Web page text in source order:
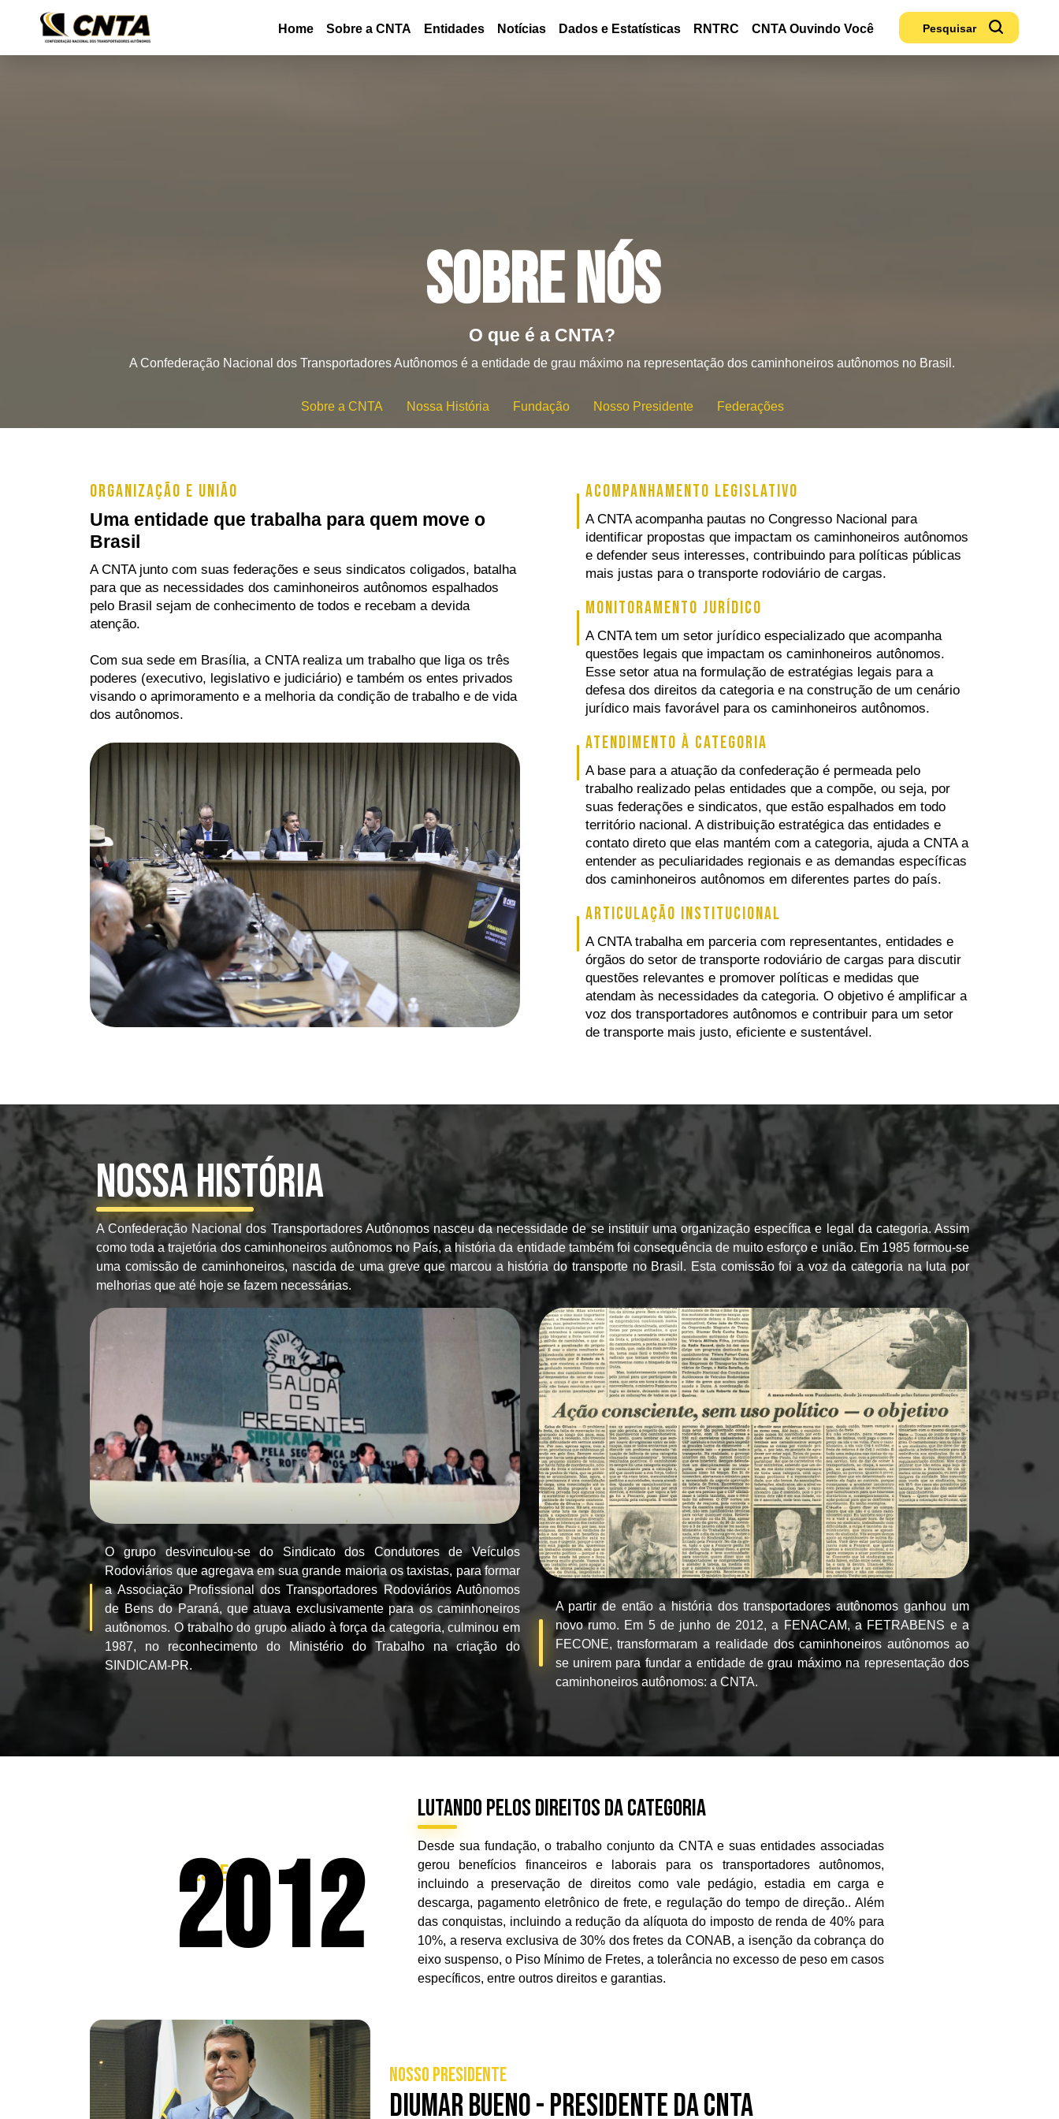
Home Sobre a CNTA Entidades Notícias Dados e Estatísticas RNTRC CNTA Ouvindo Você
SOBRE NÓS
O que é a CNTA?
A Confederação Nacional dos Transportadores Autônomos é a entidade de grau máximo na representação dos caminhoneiros autônomos no Brasil.
Sobre a CNTA Nossa História Fundação Nosso Presidente Federações
ORGANIZAÇÃO E UNIÃO
Uma entidade que trabalha para quem move o
Brasil
A CNTA junto com suas federações e seus sindicatos coligados, batalha
para que as necessidades dos caminhoneiros autônomos espalhados
pelo Brasil sejam de conhecimento de todos e recebam a devida
atenção.
Com sua sede em Brasília, a CNTA realiza um trabalho que liga os três
poderes (executivo, legislativo e judiciário) e também os entes privados
visando o aprimoramento e a melhoria da condição de trabalho e de vida
dos autônomos.
Acompanhamento legislativo
A CNTA acompanha pautas no Congresso Nacional para
identificar propostas que impactam os caminhoneiros autônomos
e defender seus interesses, contribuindo para políticas públicas
mais justas para o transporte rodoviário de cargas.
Monitoramento Jurídico
A CNTA tem um setor jurídico especializado que acompanha
questões legais que impactam os caminhoneiros autônomos.
Esse setor atua na formulação de estratégias legais para a
defesa dos direitos da categoria e na construção de um cenário
jurídico mais favorável para os caminhoneiros autônomos.
Atendimento à categoria
A base para a atuação da confederação é permeada pelo
trabalho realizado pelas entidades que a compõe, ou seja, por
suas federações e sindicatos, que estão espalhados em todo
território nacional. A distribuição estratégica das entidades e
contato direto que elas mantém com a categoria, ajuda a CNTA a
entender as peculiaridades regionais e as demandas específicas
dos caminhoneiros autônomos em diferentes partes do país.
Articulação institucional
A CNTA trabalha em parceria com representantes, entidades e
órgãos do setor de transporte rodoviário de cargas para discutir
questões relevantes e promover políticas e medidas que
atendam às necessidades da categoria. O objetivo é amplificar a
voz dos transportadores autônomos e contribuir para um setor
de transporte mais justo, eficiente e sustentável.
Nossa História
A Confederação Nacional dos Transportadores Autônomos nasceu da necessidade de se instituir uma organização específica e legal da categoria. Assim
como toda a trajetória dos caminhoneiros autônomos no País, a história da entidade também foi consequência de muito esforço e união. Em 1985 formou-se
uma comissão de caminhoneiros, nascida de uma greve que marcou a história do transporte no Brasil. Esta comissão foi a voz da categoria na luta por
melhorias que até hoje se fazem necessárias.
O grupo desvinculou-se do Sindicato dos Condutores de Veículos
Rodoviários que agregava em sua grande maioria os taxistas, para formar
a Associação Profissional dos Transportadores Rodoviários Autônomos
de Bens do Paraná, que atuava exclusivamente para os caminhoneiros
autônomos. O trabalho do grupo aliado à força da categoria, culminou em
1987, no reconhecimento do Ministério do Trabalho na criação do
SINDICAM-PR.
A partir de então a história dos transportadores autônomos ganhou um
novo rumo. Em 5 de junho de 2012, a FENACAM, a FETRABENS e a
FECONE, transformaram a realidade dos caminhoneiros autônomos ao
se unirem para fundar a entidade de grau máximo na representação dos
caminhoneiros autônomos: a CNTA.
DESDE
2012
LUTANDO PELOS DIREITOS DA CATEGORIA
Desde sua fundação, o trabalho conjunto da CNTA e suas entidades associadas
gerou benefícios financeiros e laborais para os transportadores autônomos,
incluindo a preservação de direitos como vale pedágio, estadia em carga e
descarga, pagamento eletrônico de frete, e regulação do tempo de direção.. Além
das conquistas, incluindo a redução da alíquota do imposto de renda de 40% para
10%, a reserva exclusiva de 30% dos fretes da CONAB, a isenção da cobrança do
eixo suspenso, o Piso Mínimo de Fretes, a tolerância no excesso de peso em casos
específicos, entre outros direitos e garantias.
NOSSO PRESIDENTE
Diumar Bueno - Presidente da CNTA